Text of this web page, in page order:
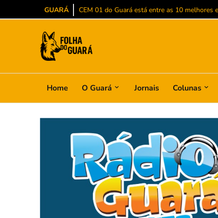
GUARÁ CEM 01 do Guará está entre as 10
Home O Guará Jornais Colunas